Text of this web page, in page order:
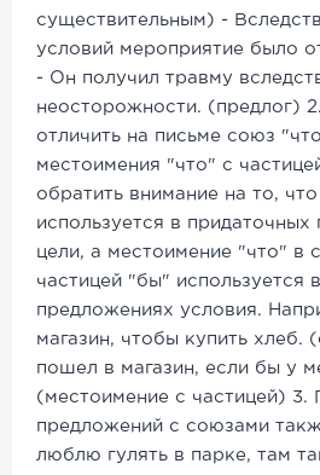
существительным) -
условий мероприятие было
- Он получил травму
неосторожности. (предлог)
отличить на письме союз
местоимения "что" с
обратить внимание на то,
используется в придаточных
цели, а местоимение "что" в
частицей "бы" используется
предложениях условия.
магазин, чтобы купить хлеб.
пошел в магазин, если бы у
(местоимение с частицей) 3.
предложений с союзами
люблю гулять в парке, там